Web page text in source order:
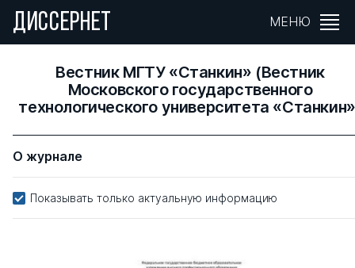
ДИССЕРНЕТ МЕНЮ
Вестник МГТУ «Станкин» (Вестник
Московского государственного
технологического университета
О журнале
Показывать только актуальную информацию